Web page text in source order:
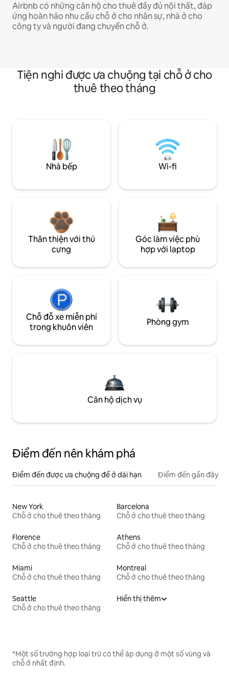
Airbnb có những căn hộ cho thuê đầy đủ nội thất, đáp
ứng hoàn hảo nhu cầu chỗ ở cho nhân sự, nhà ở cho
công ty và người đang chuyển chỗ ở.
Tiện nghi được ưa chuộng tại chỗ ở cho
thuê theo tháng
Nhà bếp Wi-fi
Thân thiện với thú
cưng
Góc làm việc phù
hợp với laptop
Chỗ đỗ xe miễn phí
trong khuôn viên
Phòng gym
Căn hộ dịch vụ
Điểm đến nên khám phá
Điểm đến được ưa chuộng để ở dài hạn Điểm đến gần đây
New York
Chỗ ở cho thuê theo tháng
Barcelona
Chỗ ở cho thuê theo tháng
Florence
Chỗ ở cho thuê theo tháng
Athens
Chỗ ở cho thuê theo tháng
Miami
Chỗ ở cho thuê theo tháng
Montreal
Chỗ ở cho thuê theo tháng
Seattle
Chỗ ở cho thuê theo tháng
Hiển thị thêm
*Một số trường hợp loại trừ có thể áp dụng ở một số vùng và
chỗ ở nhất định.